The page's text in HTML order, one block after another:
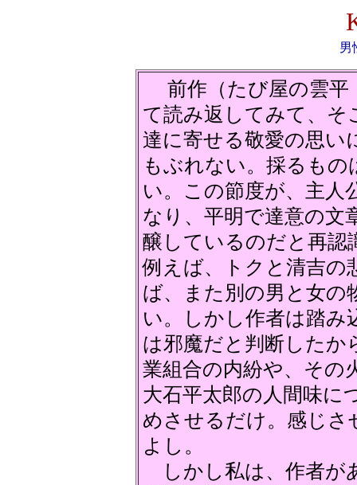
男
前作（たび屋の雲平
て読み返してみて、そ
達に寄せる敬愛の思い
もぶれない。採るも
い。この節度が、主人
なり、平明で達意の文
醸しているのだと再認
例えば、トクと清吉の
ば、また別の男と女の
い。しかし作者は踏み
は邪魔だと判断したか
業組合の内紛や、その
大石平太郎の人間味に
めさせるだけ。感じ
よし。
しかし私は、作者が